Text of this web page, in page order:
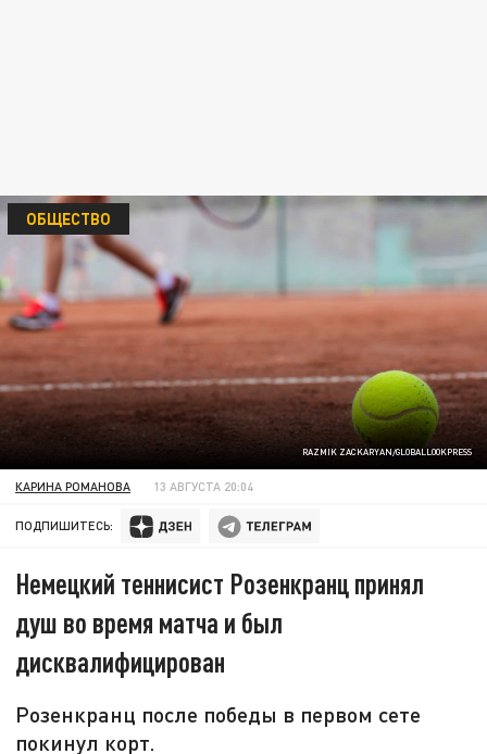
RAZMIK ZACKARYAN/GLOBALLOOKPRESS
ОБЩЕСТВО
КАРИНА РОМАНОВА 13 АВГУСТА 20:04
ПОДПИШИТЕСЬ:
Немецкий теннисист Розенкранц принял
душ во время матча и был
дисквалифицирован
Розенкранц после победы в первом сете
покинул корт.